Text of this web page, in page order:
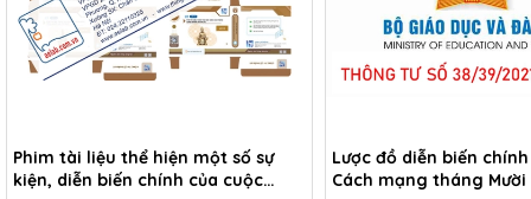
Phim tài liệu thể hiện một số sự
kiện, diễn biến chính của cuộc
Lược đồ diễn biến
Cách mạng tháng